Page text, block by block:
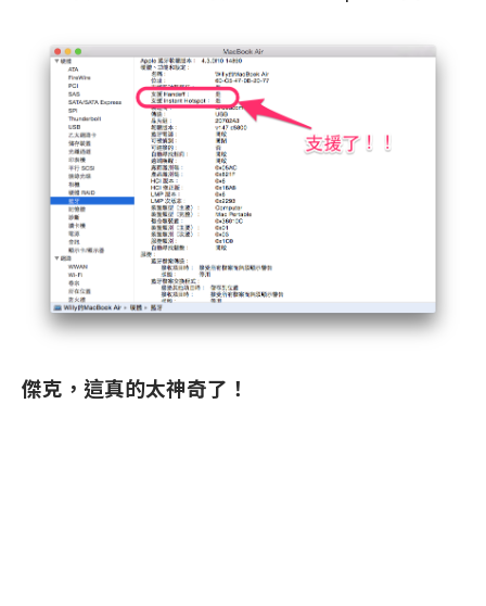
傑克，這真的太神奇了！